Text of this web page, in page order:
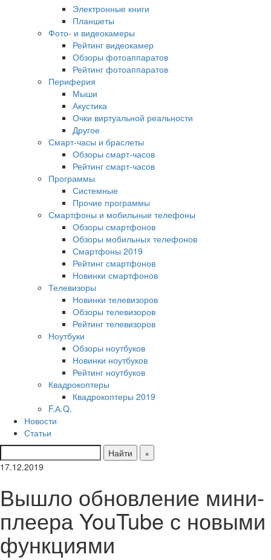
Электронные книги
Планшеты
Фото- и видеокамеры
Рейтинг видеокамер
Обзоры фотоаппаратов
Рейтинг фотоаппаратов
Периферия
Мыши
Акустика
Очки виртуальной реальности
Другое
Смарт-часы и браслеты
Обзоры смарт-часов
Рейтинг смарт-часов
Программы
Системные
Прочие программы
Смартфоны и мобильные телефоны
Обзоры смартфонов
Обзоры мобильных телефонов
Смартфоны 2019
Рейтинг смартфонов
Новинки смартфонов
Телевизоры
Новинки телевизоров
Обзоры телевизоров
Рейтинг телевизоров
Ноутбуки
Обзоры ноутбуков
Новинки ноутбуков
Рейтинг ноутбуков
Квадрокоптеры
Квадрокоптеры 2019
F.А.Q.
Новости
Статьи
Найти
×
17.12.2019
Вышло обновление мини-
плеера YouTube с новыми
функциями